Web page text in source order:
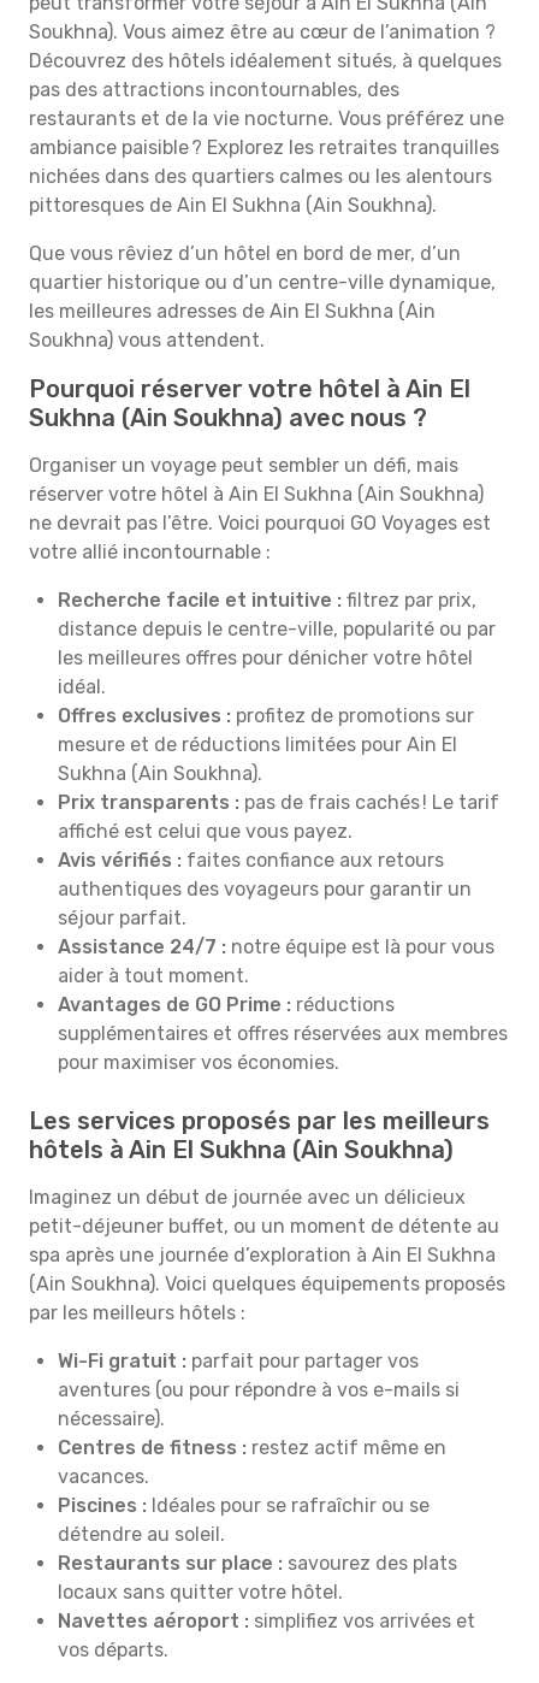
Soukhna). Vous aimez être au cœur de l’animation ?
Découvrez des hôtels idéalement situés, à quelques
pas des attractions incontournables, des
restaurants et de la vie nocturne. Vous préférez une
ambiance paisible ? Explorez les retraites tranquilles
nichées dans des quartiers calmes ou les alentours
pittoresques de Ain El Sukhna (Ain Soukhna).
Que vous rêviez d’un hôtel en bord de mer, d’un
quartier historique ou d’un centre-ville dynamique,
les meilleures adresses de Ain El Sukhna (Ain
Soukhna) vous attendent.
Pourquoi réserver votre hôtel à Ain El
Sukhna (Ain Soukhna) avec nous ?
Organiser un voyage peut sembler un défi, mais
réserver votre hôtel à Ain El Sukhna (Ain Soukhna)
ne devrait pas l’être. Voici pourquoi GO Voyages est
votre allié incontournable :
Recherche facile et intuitive : filtrez par prix,
distance depuis le centre-ville, popularité ou par
les meilleures offres pour dénicher votre hôtel
idéal.
Offres exclusives : profitez de promotions sur
mesure et de réductions limitées pour Ain El
Sukhna (Ain Soukhna).
Prix transparents : pas de frais cachés ! Le tarif
affiché est celui que vous payez.
Avis vérifiés : faites confiance aux retours
authentiques des voyageurs pour garantir un
séjour parfait.
Assistance 24/7 : notre équipe est là pour vous
aider à tout moment.
Avantages de GO Prime : réductions
supplémentaires et offres réservées aux membres
pour maximiser vos économies.
Les services proposés par les meilleurs
hôtels à Ain El Sukhna (Ain Soukhna)
Imaginez un début de journée avec un délicieux
petit-déjeuner buffet, ou un moment de détente au
spa après une journée d’exploration à Ain El Sukhna
(Ain Soukhna). Voici quelques équipements proposés
par les meilleurs hôtels :
Wi-Fi gratuit : parfait pour partager vos
aventures (ou pour répondre à vos e-mails si
nécessaire).
Centres de fitness : restez actif même en
vacances.
Piscines : Idéales pour se rafraîchir ou se
détendre au soleil.
Restaurants sur place : savourez des plats
locaux sans quitter votre hôtel.
Navettes aéroport : simplifiez vos arrivées et
vos départs.